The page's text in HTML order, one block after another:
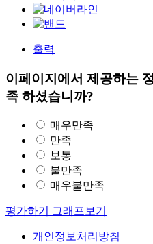
출력
이페이지에서 제공하는
족 하셨습니까?
매우만족
만족
보통
불만족
매우불만족
평가하기 그래프보기
개인정보처리방침